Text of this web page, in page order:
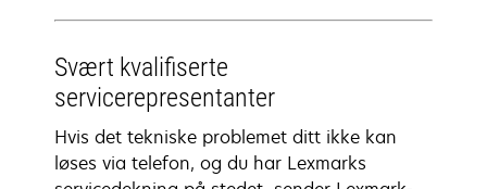
Svært kvalifiserte
servicerepresentanter
Hvis det tekniske problemet ditt ikke kan
løses via telefon, og du har Lexmarks